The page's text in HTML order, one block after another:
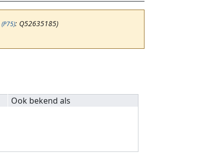
(P75): Q52635185)
Ook bekend als